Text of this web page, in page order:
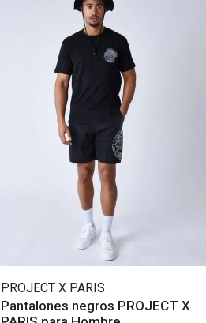
PROJECT X PARIS
Pantalones negros PROJECT X